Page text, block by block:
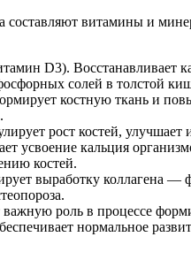
составляют витамины и
D3). Восстанавливает
солей в толстой
костную ткань и
рост костей, улучшает
усвоение кальция
костей.
выработку коллагена —
роль в процессе
нормальное